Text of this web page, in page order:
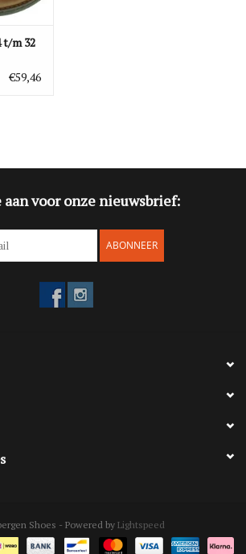
t/m 32
€59,46
voor onze nieuwsbrief:
ABONNEER
Shoes - Powered by Lightspeed